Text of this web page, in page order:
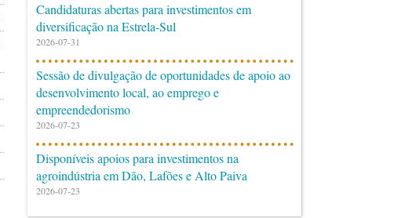
Candidaturas abertas para investimentos em
diversificação na Estrela-Sul
2026-07-31
Sessão de divulgação de oportunidades de apoio ao
desenvolvimento local, ao emprego e
empreendedorismo
2026-07-23
Disponíveis apoios para investimentos na
agroindústria em Dão, Lafões e Alto Paiva
2026-07-23